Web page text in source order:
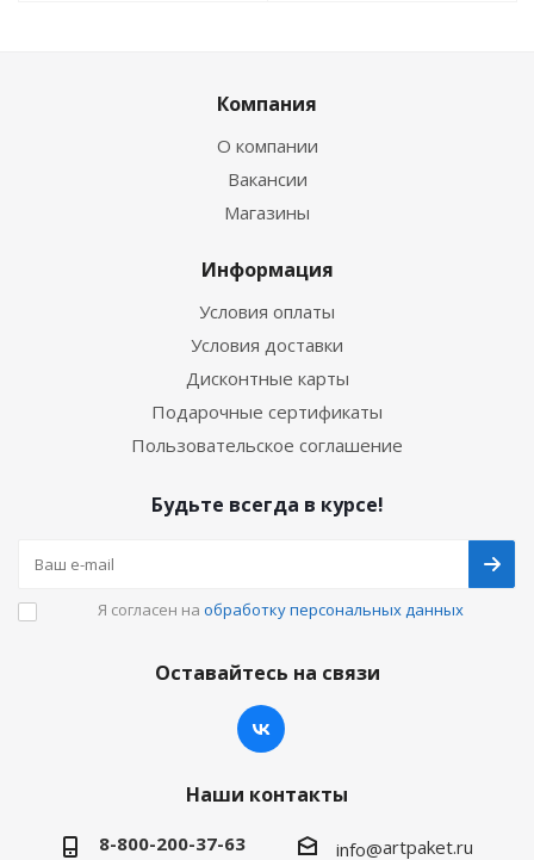
Компания
О компании
Вакансии
Магазины
Информация
Условия оплаты
Условия доставки
Дисконтные карты
Подарочные сертификаты
Пользовательское соглашение
Будьте всегда в курсе!
Я согласен на обработку персональных данных
Оставайтесь на связи
Наши контакты
8-800-200-37-63 info@artpaket.ru